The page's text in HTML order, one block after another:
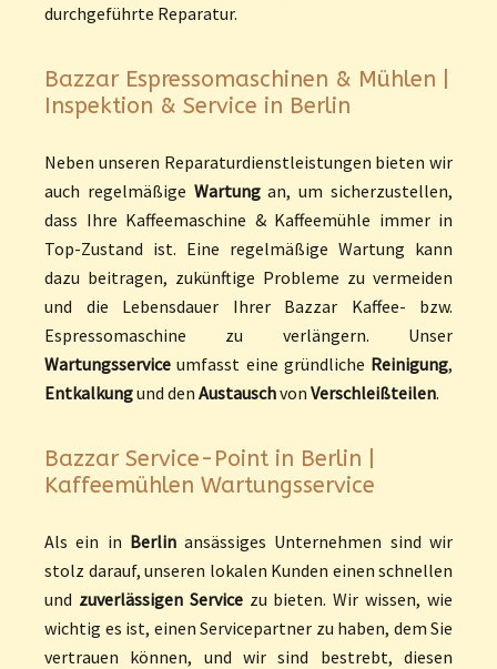
durchgeführte Reparatur.
Bazzar Espressomaschinen & Mühlen |
Inspektion & Service in Berlin
Neben unseren Reparaturdienstleistungen bieten wir
auch regelmäßige Wartungan, um sicherzustellen,
dass Ihre Kaffeemaschine & Kaffeemühle immer in
Top-Zustand ist. Eine regelmäßige Wartung kann
dazu beitragen, zukünftige Probleme zu vermeiden
und die Lebensdauer Ihrer Bazzar Kaffee- bzw.
Espressomaschine zu verlängern. Unser
Wartungsservice umfasst eine gründliche Reinigung,
Entkalkungund den Austauschvon Verschleißteilen.
Bazzar Service-Point in Berlin |
Kaffeemühlen Wartungsservice
Als ein in Berlinansässiges Unternehmen sind wir
stolz darauf, unseren lokalen Kunden einen schnellen
und zuverlässigen Servicezu bieten. Wir wissen, wie
wichtig es ist, einen Servicepartner zu haben, dem Sie
vertrauen können, und wir sind bestrebt, diesen